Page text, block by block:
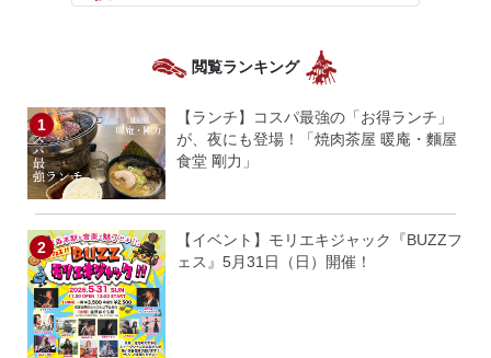
閲覧ランキング
【ランチ】コスパ最強の「お得ランチ」
が、夜にも登場！「焼肉茶屋 暖庵・麵屋
食堂 剛力」
【イベント】モリエキジャック『BUZZフ
ェス』5月31日（日）開催！